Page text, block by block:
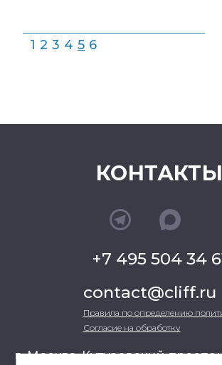
1 2 3 4 5 6
КОНТАКТЫ
+7 495 504 34
contact@cliff.ru
Правила по определению
Согласие на обработку
г. Москва, Кутузовский